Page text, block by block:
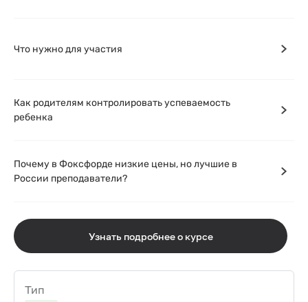
Что нужно для участия
Как родителям контролировать успеваемость
ребенка
Почему в Фоксфорде низкие цены, но лучшие в
России преподаватели?
Узнать подробнее о курсе
Тип